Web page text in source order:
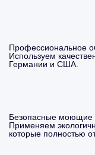
Профессиональное
Используем
Германии и США.
Безопасные моющие
Применяем
которые полностью